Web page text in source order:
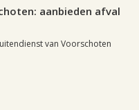
aanbieden afval
van Voorschoten